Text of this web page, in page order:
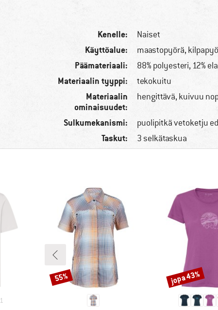
Kenelle: Naiset
Käyttöalue: maastopyörä,
Päämateriaali: 88% polyesteri, 12%
Materiaalin tyyppi: tekokuitu
Materiaalin
ominaisuudet:
hengittävä, kuivuu
Sulkumekanismi: puolipitkä vetoketju
Taskut: 3 selkätaskua
1
Alennus
55% Alennus
jopa 43%